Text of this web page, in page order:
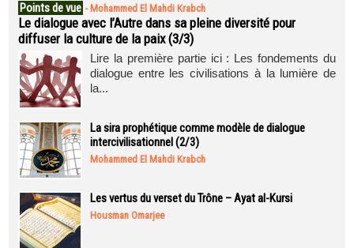
Points de vue - Mohammed El Mahdi Krabch
Le dialogue avec l’Autre dans sa pleine diversité pour
diffuser la culture de la paix (3/3)
Lire la première partie ici : Les fondements du
dialogue entre les civilisations à la lumière de
la...
La sira prophétique comme modèle de dialogue
intercivilisationnel (2/3)
Mohammed El Mahdi Krabch
Les vertus du verset du Trône – Ayat al-Kursi
Housman Omarjee